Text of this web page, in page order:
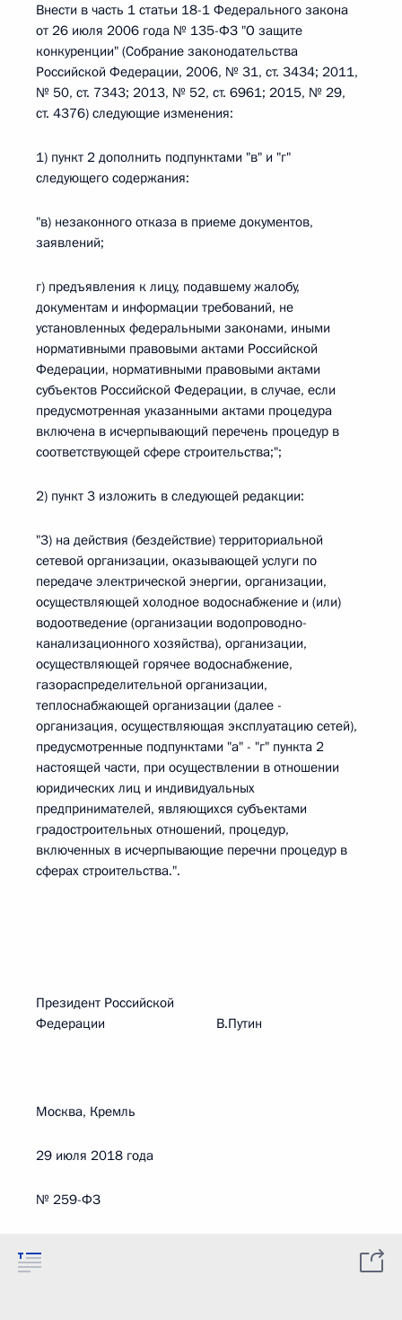
Внести в часть 1 статьи 18-1 Федерального закона
от 26 июля 2006 года № 135-ФЗ "О защите
конкуренции" (Собрание законодательства
Российской Федерации, 2006, № 31, ст. 3434; 2011,
№ 50, ст. 7343; 2013, № 52, ст. 6961; 2015, № 29,
ст. 4376) следующие изменения:
1) пункт 2 дополнить подпунктами "в" и "г"
следующего содержания:
"в) незаконного отказа в приеме документов,
заявлений;
г) предъявления к лицу, подавшему жалобу,
документам и информации требований, не
установленных федеральными законами, иными
нормативными правовыми актами Российской
Федерации, нормативными правовыми актами
субъектов Российской Федерации, в случае, если
предусмотренная указанными актами процедура
включена в исчерпывающий перечень процедур в
соответствующей сфере строительства;";
2) пункт 3 изложить в следующей редакции:
"3) на действия (бездействие) территориальной
сетевой организации, оказывающей услуги по
передаче электрической энергии, организации,
осуществляющей холодное водоснабжение и (или)
водоотведение (организации водопроводно-
канализационного хозяйства), организации,
осуществляющей горячее водоснабжение,
газораспределительной организации,
теплоснабжающей организации (далее -
организация, осуществляющая эксплуатацию сетей),
предусмотренные подпунктами "а" - "г" пункта 2
настоящей части, при осуществлении в отношении
юридических лиц и индивидуальных
предпринимателей, являющихся субъектами
градостроительных отношений, процедур,
включенных в исчерпывающие перечни процедур в
сферах строительства.".
Президент Российской
Федерации В.Путин
Москва, Кремль
29 июля 2018 года
№ 259-ФЗ